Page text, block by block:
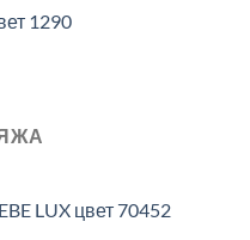
1290
LUX цвет 70452